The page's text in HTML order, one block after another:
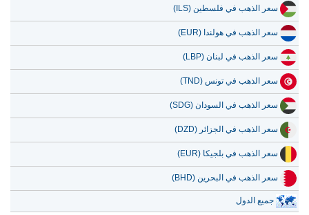
سعر الذهب في فلسطين (ILS)
سعر الذهب في هولندا (EUR)
سعر الذهب في لبنان (LBP)
سعر الذهب في تونس (TND)
سعر الذهب في السودان (SDG)
سعر الذهب في الجزائر (DZD)
سعر الذهب في بلجيكا (EUR)
سعر الذهب في البحرين (BHD)
جميع الدول